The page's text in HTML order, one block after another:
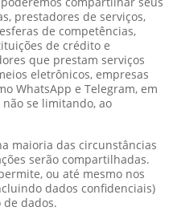
prestadores de serviços,
de competências,
de crédito e
que prestam serviços
eletrônicos, empresas
WhatsApp e Telegram, em
se limitando, ao
maioria das circunstâncias
serão compartilhadas.
ou até mesmo nos
dados confidenciais)
dados.